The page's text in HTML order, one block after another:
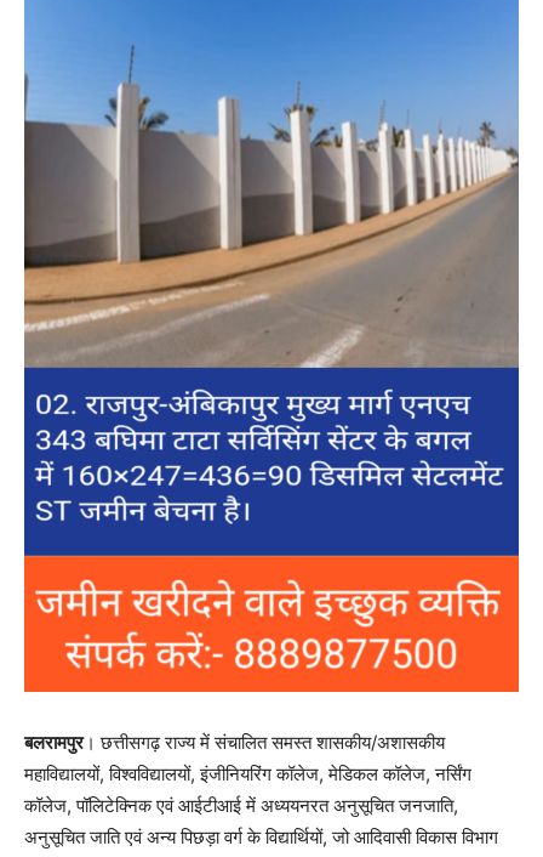
बलरामपुर। छत्तीसगढ़ राज्य में संचालित समस्त शासकीय/अशासकीय
महाविद्यालयों, विश्वविद्यालयों, इंजीनियरिंग कॉलेज, मेडिकल कॉलेज, नर्सिंग
कॉलेज, पॉलिटेक्निक एवं आईटीआई में अध्ययनरत अनुसूचित जनजाति,
अनुसूचित जाति एवं अन्य पिछड़ा वर्ग के विद्यार्थियों, जो आदिवासी विकास विभाग